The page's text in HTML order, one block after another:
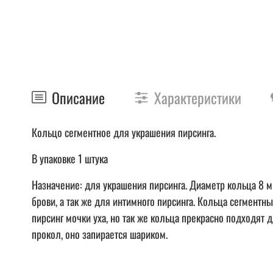
Описание Характеристики
Кольцо сегментное для украшения пирсинга.
В упаковке 1 штука
Назначение: для украшения пирсинга. Диаметр кольца 8
брови, а так же для интимного пирсинга. Кольца
пирсинг мочки уха, но так же кольца прекрасно подходят
прокол, оно запирается шариком.